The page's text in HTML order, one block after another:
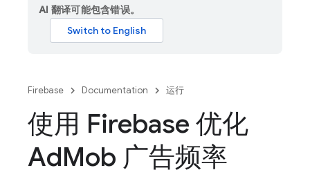
AI 翻译可能包含错误。
Firebase Documentation 运行
使用 Firebase 优化
AdMob 广告频率